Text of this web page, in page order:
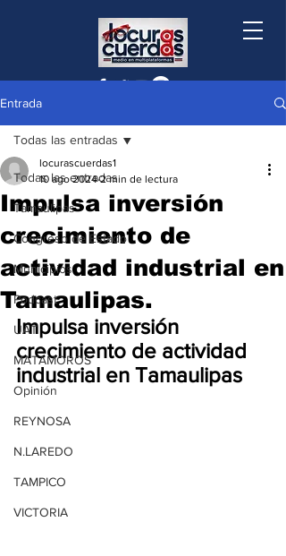
Entrada
Todas las entradas
Tamaulipas
Congreso de Estado
Municipios
Podcast
UAT
MATAMOROS
Opinión
REYNOSA
N.LAREDO
TAMPICO
VICTORIA
Todas las entradas
Impulsa inversión
crecimiento de
actividad industrial en
Tamaulipas.
locurascuerdas1
10 ago 2024 2 min de lectura
Impulsa inversión
crecimiento de actividad
industrial en Tamaulipas